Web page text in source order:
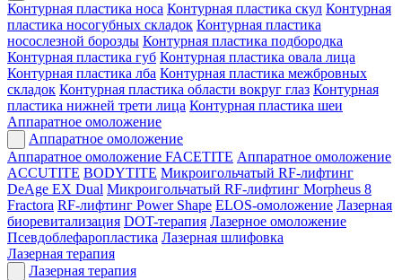
Контурная пластика носа Контурная пластика скул Контурная
пластика носогубных складок Контурная пластика
носослезной борозды Контурная пластика подбородка
Контурная пластика губ Контурная пластика овала лица
Контурная пластика лба Контурная пластика межбровных
складок Контурная пластика области вокруг глаз Контурная
пластика нижней трети лица Контурная пластика шеи
Аппаратное омоложение
Аппаратное омоложение
Аппаратное омоложение FACETITE Аппаратное омоложение
ACCUTITE BODYTITE Микроигольчатый RF-лифтинг
DeAge EX Dual Микроигольчатый RF-лифтинг Morpheus 8
Fractora RF-лифтинг Power Shape ELOS-омоложение Лазерная
биоревитализация DOT-терапия Лазерное омоложение
Псевдоблефаропластика Лазерная шлифовка
Лазерная терапия
Лазерная терапия